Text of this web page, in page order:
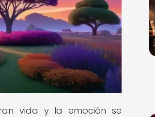
vida y la emoción se